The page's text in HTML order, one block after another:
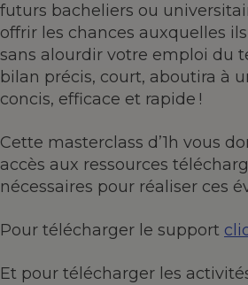
futurs bacheliers ou
offrir les chances auxquelles
sans alourdir votre emploi du
bilan précis, court, aboutira à
concis, efficace et rapide !
Cette masterclass d’1h vous
accès aux ressources
nécessaires pour réaliser ces
Pour télécharger le support
Et pour télécharger les